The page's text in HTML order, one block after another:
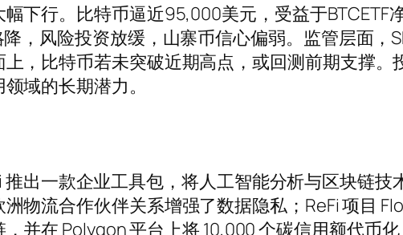
下行。比特币逼近95,000美元，受益于
，风险投资放缓，山寨币信心偏弱。监管层面，
，比特币若未突破近期高点，或回测前期支撑
域的长期潜力。
出一款企业工具包，将人工智能分析与区块链技
物流合作伙伴关系增强了数据隐私；ReFi 项目
并在 Polygon 平台上将 10,000 个碳信用额代币